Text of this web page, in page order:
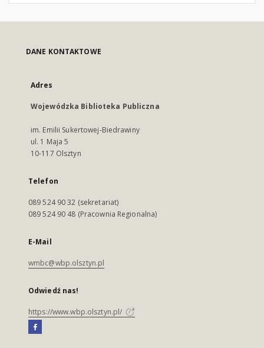
DANE KONTAKTOWE
Adres
Wojewódzka Biblioteka Publiczna
im. Emilii Sukertowej-Biedrawiny
ul. 1 Maja 5
10-117 Olsztyn
Telefon
089 524 90 32 (sekretariat)
089 524 90 48 (Pracownia Regionalna)
E-Mail
wmbc@wbp.olsztyn.pl
Odwiedź nas!
https://www.wbp.olsztyn.pl/